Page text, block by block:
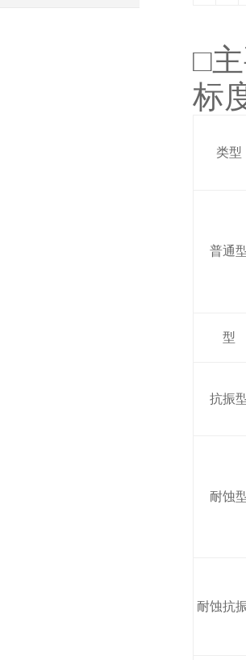
□
标
类型
普通
型
抗振
耐蚀
耐蚀抗